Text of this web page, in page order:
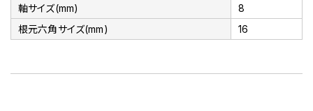
軸サイズ(mm)
8
根元六角サイズ(mm)
16